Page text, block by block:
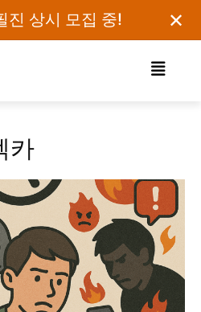
진 상시 모집 중! ✕
카